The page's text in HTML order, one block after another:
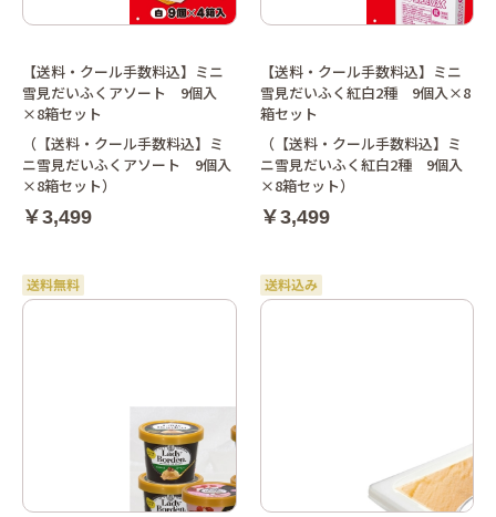
【送料・クール手数料込】ミニ
雪見だいふくアソート 9個入
×8箱セット
（【送料・クール手数料込】ミ
ニ雪見だいふくアソート 9個入
×8箱セット）
￥3,499
【送料・クール手数料込】ミニ
雪見だいふく紅白2種 9個入×8
箱セット
（【送料・クール手数料込】ミ
ニ雪見だいふく紅白2種 9個入
×8箱セット）
￥3,499